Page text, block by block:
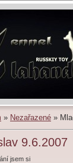
» Nezařazené »
9.6.2007
jsem si